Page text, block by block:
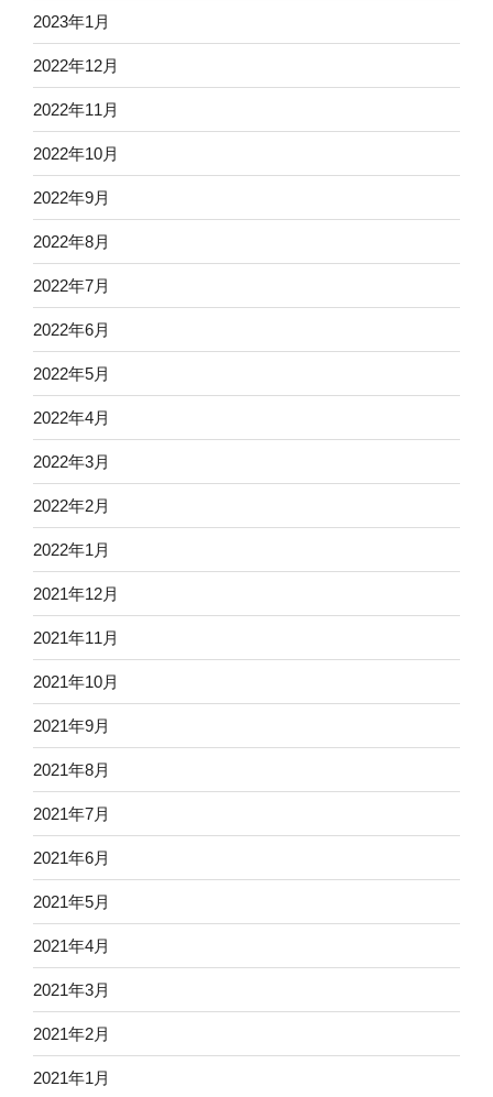
2023年1月
2022年12月
2022年11月
2022年10月
2022年9月
2022年8月
2022年7月
2022年6月
2022年5月
2022年4月
2022年3月
2022年2月
2022年1月
2021年12月
2021年11月
2021年10月
2021年9月
2021年8月
2021年7月
2021年6月
2021年5月
2021年4月
2021年3月
2021年2月
2021年1月